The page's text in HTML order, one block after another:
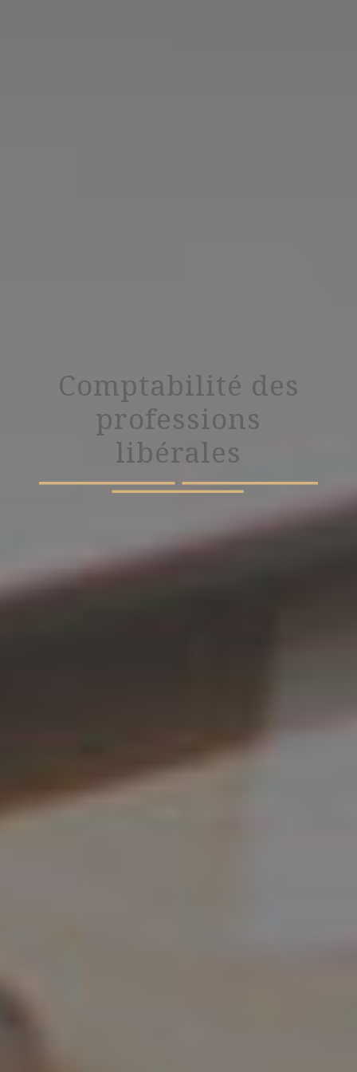
Comptabilité des
professions
libérales